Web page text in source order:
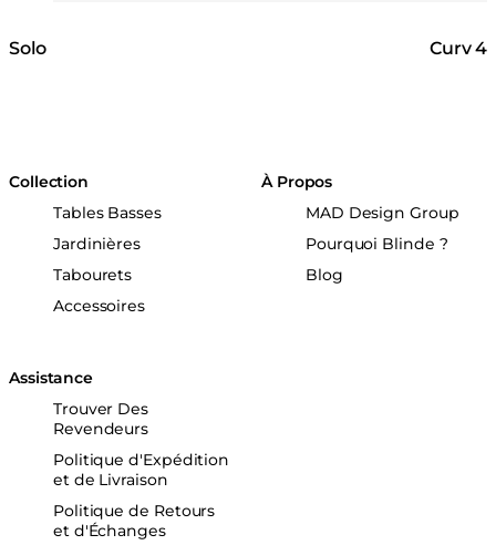
Solo Curv
Collection
Tables Basses
Jardinières
Tabourets
Accessoires
À Propos
MAD Design Group
Pourquoi Blinde ?
Blog
Assistance
Trouver Des
Revendeurs
Politique d'Expédition
et de Livraison
Politique de Retours
et d'Échanges